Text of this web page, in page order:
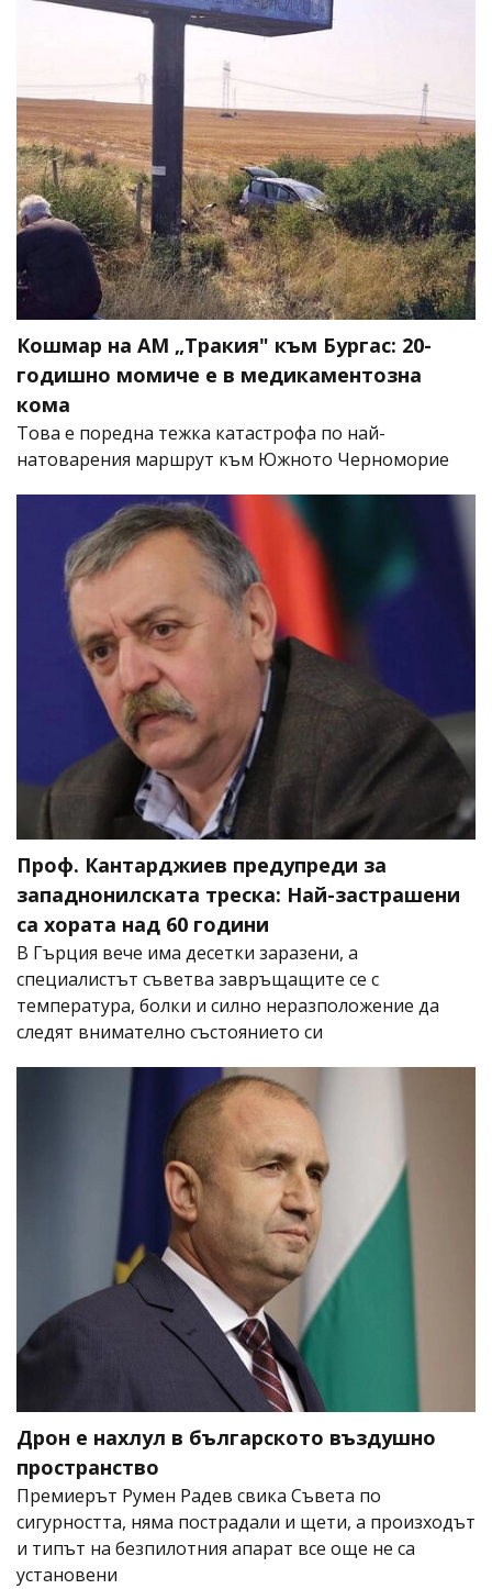
Кошмар на АМ „Тракия" към Бургас: 20-
годишно момиче е в медикаментозна
кома
Това е поредна тежка катастрофа по най-
натоварения маршрут към Южното Черноморие
Проф. Кантарджиев предупреди за
западнонилската треска: Най-застрашени
са хората над 60 години
В Гърция вече има десетки заразени, а
специалистът съветва завръщащите се с
температура, болки и силно неразположение да
следят внимателно състоянието си
Дрон е нахлул в българското въздушно
пространство
Премиерът Румен Радев свика Съвета по
сигурността, няма пострадали и щети, а произходът
и типът на безпилотния апарат все още не са
установени